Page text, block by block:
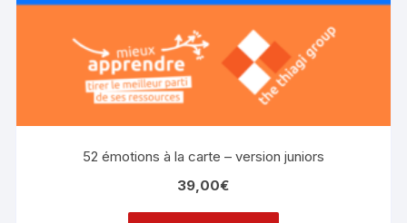
52 émotions à la carte – version juniors
39,00€